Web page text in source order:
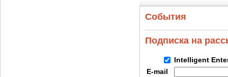
События
Подписка на
Intelligent
E-mail